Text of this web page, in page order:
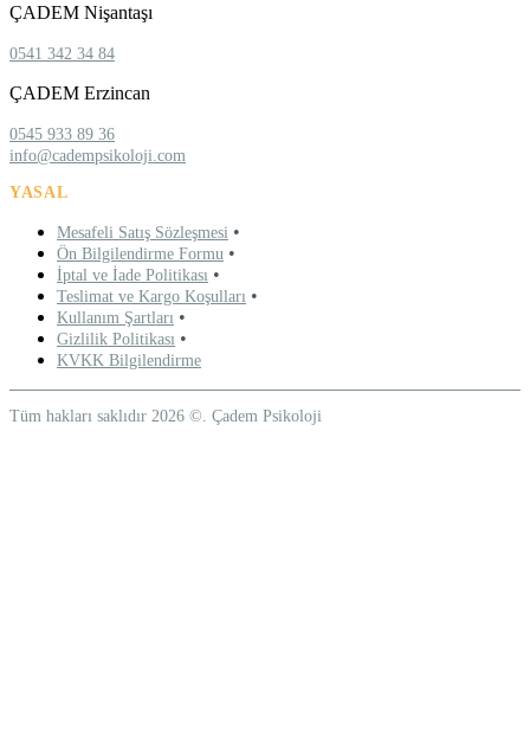
ÇADEM Nişantaşı
0541 342 34 84
ÇADEM Erzincan
0545 933 89 36
info@cadempsikoloji.com
YASAL
Mesafeli Satış Sözleşmesi •
Ön Bilgilendirme Formu •
İptal ve İade Politikası •
Teslimat ve Kargo Koşulları •
Kullanım Şartları •
Gizlilik Politikası •
KVKK Bilgilendirme
Tüm hakları saklıdır 2026 ©. Çadem Psikoloji